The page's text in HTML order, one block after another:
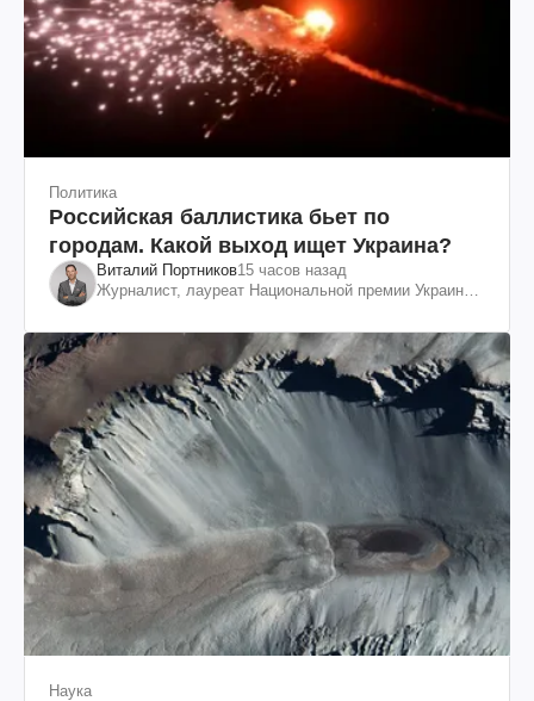
Политика
Российская баллистика бьет по
городам. Какой выход ищет Украина?
Виталий Портников15 часов назад
Журналист, лауреат Национальной премии Украины
Наука